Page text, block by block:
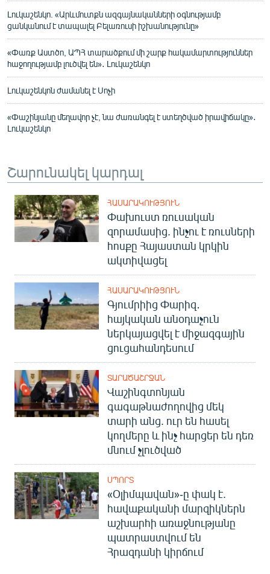
Լուկաշենկո. «Արևմուտքն ազգայնականների օգնությամբ
ցանկանում է տապալել Բելառուսի իշխանությունը»
«Փառք Աստծո, ԱՊՀ տարածքում մի շարք հակամարտություններ
հաջողությամբ լուծվել են»․ Լուկաշենկո
Լուկաշենկոն ժամանել է Սոչի
«Փաշինյանը մեղավոր չէ, նա ժառանգել է ստեղծված իրավիճակը»․
Լուկաշենկո
Շարունակել կարդալ
ՀԱՍԱՐԱԿՈՒԹՅՈՒՆ
Փախուստ ռուսական
զորամասից. ինչու է ռուսների
հոսքը Հայաստան կրկին
ակտիվացել
ՀԱՍԱՐԱԿՈՒԹՅՈՒՆ
Գյումրիից Փարիզ․
հայկական անօդաչուն
ներկայացվել է միջազգային
ցուցահանդեսում
ՏԱՐԱԾԱՇՐՋԱՆ
Վաշինգտոնյան
գագաթնաժողովից մեկ
տարի անց. ուր են հասել
կողմերը և ինչ հարցեր են դեռ
մնում չլուծված
ՍՊՈՐՏ
«Օլիմպավան»-ը փակ է.
հավաքականի մարզիկներն
աշխարհի առաջնությանը
պատրաստվում են
Հրազդանի կիրճում